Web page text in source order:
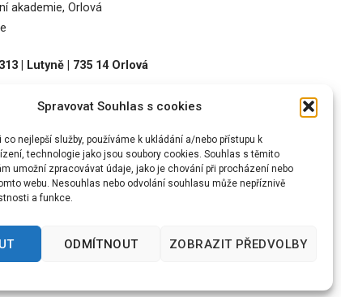
Spravovat Souhlas s cookies
nejlepší služby, používáme k ukládání a/nebo přístupu k
technologie jako jsou soubory cookies. Souhlas s těmito
umožní zpracovávat údaje, jako je chování při procházení nebo
webu. Nesouhlas nebo odvolání souhlasu může nepříznivě
a funkce.
ODMÍTNOUT ZOBRAZIT PŘEDVOLBY
akademie, Orlová
| Lutyně | 735 14 Orlová
OZNAMOVACÍ SYSTÉM